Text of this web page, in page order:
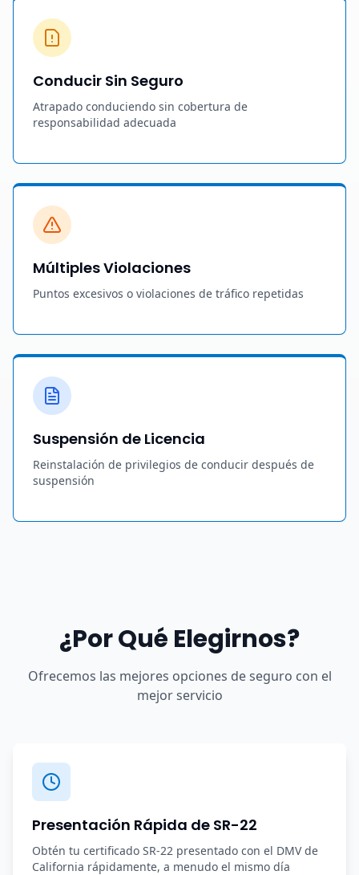
Conducir Sin Seguro
Atrapado conduciendo sin cobertura de
responsabilidad adecuada
Múltiples Violaciones
Puntos excesivos o violaciones de tráfico repetidas
Suspensión de Licencia
Reinstalación de privilegios de conducir después de
suspensión
¿Por Qué Elegirnos?
Ofrecemos las mejores opciones de seguro con el
mejor servicio
Presentación Rápida de SR-22
Obtén tu certificado SR-22 presentado con el DMV de
California rápidamente, a menudo el mismo día